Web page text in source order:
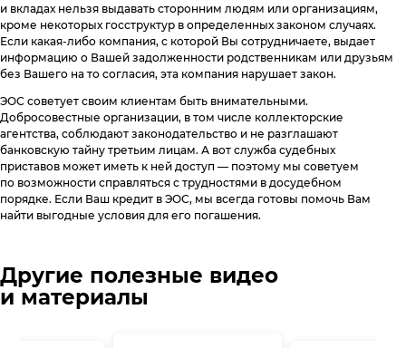
и вкладах нельзя выдавать сторонним людям или организациям,
кроме некоторых госструктур в определенных законом случаях.
Если какая-либо компания, с которой Вы сотрудничаете, выдает
информацию о Вашей задолженности родственникам или друзьям
без Вашего на то согласия, эта компания нарушает закон.
ЭОС советует своим клиентам быть внимательными.
Добросовестные организации, в том числе коллекторские
агентства, соблюдают законодательство и не разглашают
банковскую тайну третьим лицам. А вот служба судебных
приставов может иметь к ней доступ — поэтому мы советуем
по возможности справляться с трудностями в досудебном
порядке. Если Ваш кредит в ЭОС, мы всегда готовы помочь Вам
найти выгодные условия для его погашения.
Другие полезные видео
и материалы